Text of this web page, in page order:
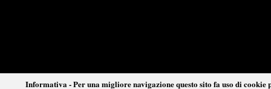
Informativa - Per una migliore navigazione questo sito fa uso di